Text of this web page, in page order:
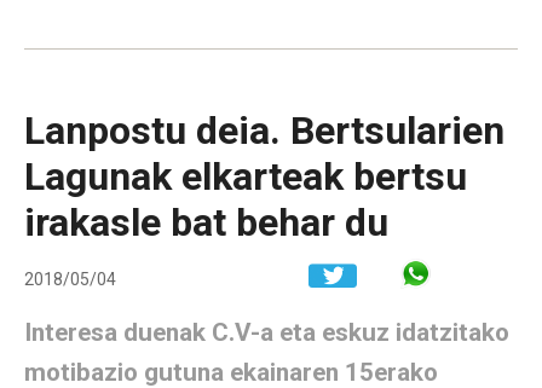
Lanpostu deia. Bertsularien
Lagunak elkarteak bertsu
irakasle bat behar du
2018/05/04
Interesa duenak C.V-a eta eskuz idatzitako
motibazio gutuna ekainaren 15erako